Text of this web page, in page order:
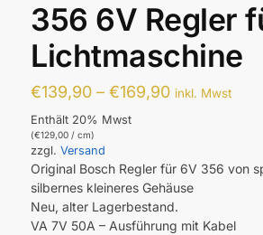
356 6V Regler
Lichtmaschine
€139,90 –€169,90 inkl. Mwst
Enthält 20% Mwst
(€129,00 / cm)
zzgl.Versand
Original Bosch Regler für 6V 356 von
silbernes kleineres Gehäuse
Neu, alter Lagerbestand.
VA 7V 50A – Ausführung mit Kabel